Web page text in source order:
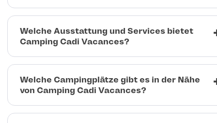
Welche Ausstattung und Services bietet
Camping Cadi Vacances?
Welche Campingplätze gibt es in der Nähe
von Camping Cadi Vacances?